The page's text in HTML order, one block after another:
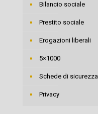
Bilancio sociale
Prestito sociale
Erogazioni liberali
5×1000
Schede di sicurezza
Privacy